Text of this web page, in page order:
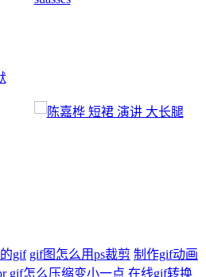
gif gif图怎么用ps裁剪 制作gif动画
gif怎么压缩变小一点 在线gif转换